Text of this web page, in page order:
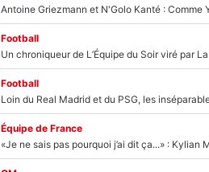
Football
Football
Équipe de France